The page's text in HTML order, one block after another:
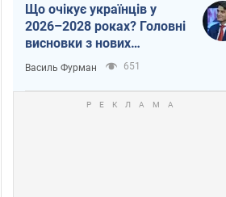
Що очікує українців у
2026–2028 роках? Головні
висновки з нових
прогнозів від НБУ
Василь Фурман 651